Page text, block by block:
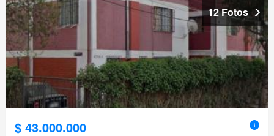
12 Fotos
$ 43.000.000